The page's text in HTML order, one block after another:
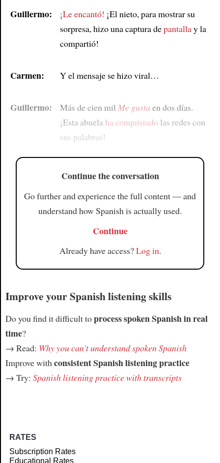
Guillermo: ¡Le encantó! ¡El nieto, para mostrar su
sorpresa, hizo una captura depantallay la
compartió!
Carmen: Y el mensaje se hizo viral…
Guillermo: Más de cien mil Me gusta en dos días.
¡Esta abuela ha conquistado las redes con
sus palabras!
Continue the conversation
Go further and experience the full content — and
understand how Spanish is actually used.
Continue
Already have access?Log in.
Improve your Spanish listening skills
Do you find it difficult toprocess spoken Spanish in real
time?
→ Read: Why you can't understand spoken Spanish
Improve withconsistent Spanish listening practice
→ Try: Spanish listening practice with transcripts
RATES
Subscription Rates
Educational Rates